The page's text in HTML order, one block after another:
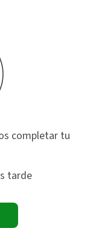
completar tu
tarde